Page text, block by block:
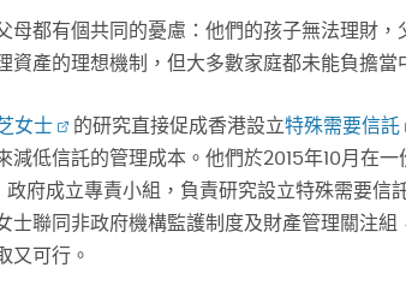
母都有個共同的憂慮：他們的孩子無法理財
資產的理想機制，但大多數家庭都未能負擔當
女士 的研究直接促成香港設立特殊需要信託
減低信託的管理成本。他們於2015年10月在
府成立專責小組，負責研究設立特殊需要信
士聯同非政府機構監護制度及財產管理關注
又可行。